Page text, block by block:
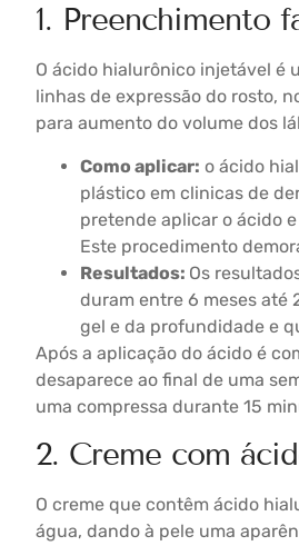
1. Preenchimento
O ácido hialurônico injetável é
linhas de expressão do rosto,
para aumento do volume dos
Como aplicar: o ácido
plástico em clinicas de
pretende aplicar o ácido
Este procedimento
Resultados: Os
duram entre 6 meses até
gel e da profundidade e
Após a aplicação do ácido é
desaparece ao final de uma
uma compressa durante 15
2. Creme com
O creme que contêm ácido
água, dando à pele uma